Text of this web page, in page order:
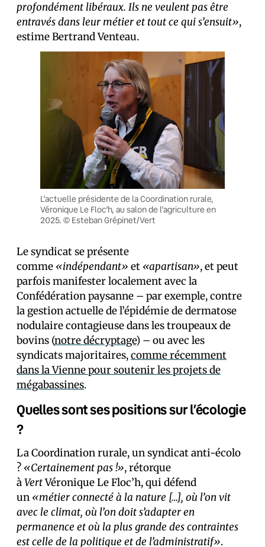
profondément libéraux. Ils ne veulent pas être
entravés dans leur métier et tout ce qui s’ensuit»,
estime Bertrand Venteau.
L’actuelle présidente de la Coordination rurale,
Véronique Le Floc’h, au salon de l’agriculture en
2025. © Esteban Grépinet/Vert
Le syndicat se présente
comme «indépendant» et «apartisan», et peut
parfois manifester localement avec la
Confédération paysanne – par exemple, contre
la gestion actuelle de l’épidémie de dermatose
nodulaire contagieuse dans les troupeaux de
bovins (notre décryptage) – ou avec les
syndicats majoritaires,comme récemment
dans la Vienne pour soutenir les projets de
mégabassines.
Quelles sont ses positions sur l’écologie
?
La Coordination rurale, un syndicat anti-écolo
? «Certainement pas !», rétorque
àVertVéronique Le Floc’h, qui défend
un «métier connecté à la nature […], où l’on vit
avec le climat, où l’on doit s’adapter en
permanence et où la plus grande des contraintes
est celle de la politique et de l’administratif».